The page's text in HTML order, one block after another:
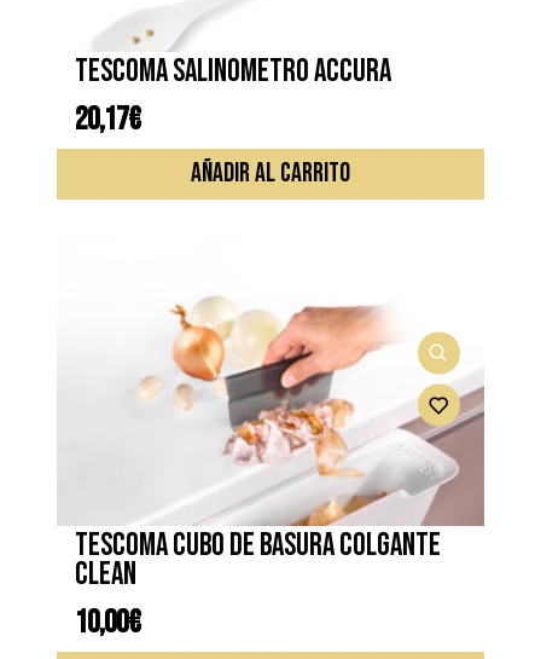
TESCOMA SALINOMETRO ACCURA
20,17€
AÑADIR AL CARRITO
TESCOMA CUBO DE BASURA COLGANTE
CLEAN
10,00€